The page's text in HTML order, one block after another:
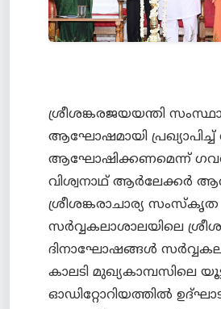
ശ്രീശങ്കരജയയന്തി
ആഘോഷമായി പ്രഖ്യാപിച്ച്
ആഘോഷിക്കണമെന്ന്
വിശ്വനാഥ് ആര്‍ലേക്കര്‍
ശ്രീശങ്കരാചാര്യ സംസ്കൃത
സര്‍വ്വകലാശാലയിലെ
ദിനാഘോഷങ്ങള്‍
കാലടി മുഖ്യകാമ്പസിലെ
ഓഡിറ്റോറിയത്തില്‍